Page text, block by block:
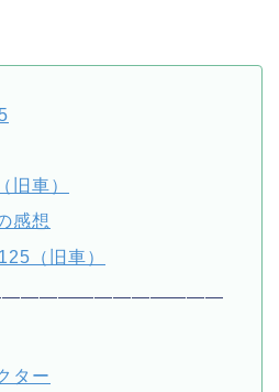
旧車）
感想
（旧車）
ター